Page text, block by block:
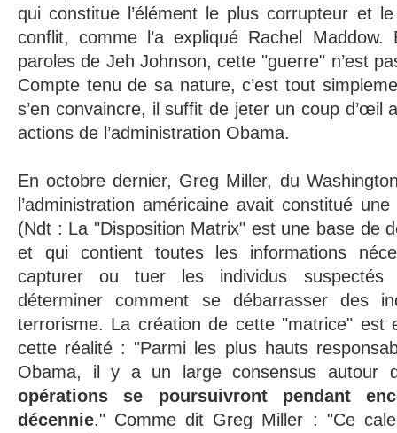
qui constitue l’élément le plus corrupteur et
conflit, comme l’a expliqué Rachel
paroles de Jeh Johnson, cette "guerre" n’est
Compte tenu de sa nature, c’est tout
s’en convaincre, il suffit de jeter un coup d’œil
actions de l’administration Obama.
En octobre dernier, Greg Miller, du
l’administration américaine avait constitué une
(Ndt : La "Disposition Matrix" est une base de
et qui contient toutes les informations
capturer ou tuer les individus suspectés
déterminer comment se débarrasser des
terrorisme. La création de cette "matrice" est
cette réalité : "Parmi les plus hauts
Obama, il y a un large consensus
opérations se poursuivront pendant
décennie." Comme dit Greg Miller : "Ce